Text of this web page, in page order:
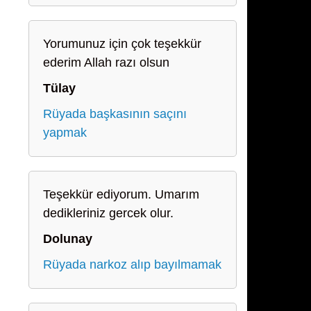
Yorumunuz için çok teşekkür
ederim Allah razı olsun
Tülay
Rüyada başkasının saçını
yapmak
Teşekkür ediyorum. Umarım
dedikleriniz gercek olur.
Dolunay
Rüyada narkoz alıp bayılmamak